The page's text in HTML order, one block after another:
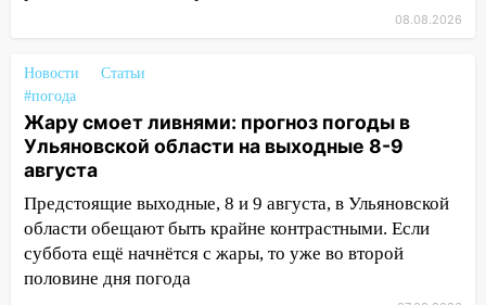
В Ульяновске бесплатно покажут
16:12
В Ульяновском госуниверситете
разработают отечественный прибор для
цифровой ПЦР
15:47 Ульяновцы могут вернуть деньги
за абонементы закрывшегося фитнес-
клуба «Рекорд-Fitness»
15:34 После вмешательства
прокуратуры в селах Ульяновской
08.08.2026
Новости
Статьи
#погода
Жару смоет ливнями: прогноз погоды в
Ульяновской области на выходные 8-9
августа
Предстоящие выходные, 8 и 9 августа, в Ульяновской
области обещают быть крайне контрастными. Если
суббота ещё начнётся с жары, то уже во второй
половине дня погода